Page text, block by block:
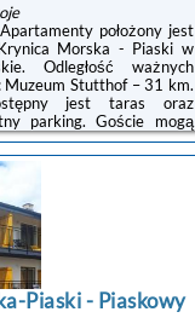
położony jest
Morska - Piaski w
Odległość ważnych
Muzeum Stutthof – 31 km.
jest taras oraz
parking. Goście mogą
WiFi.W obiekcie
prywatną łazienkę,
ekranem, pościel oraz
Prywatna łazienka
prysznic. Wszystkie opcje
wyposażone są w
Lotnisko Gdańsk-
się 99 km od
od ...
Piaski- Piaskowy